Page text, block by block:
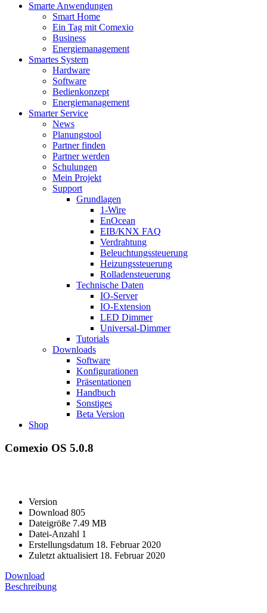
Smarte Anwendungen
Smart Home
Ein Tag mit Comexio
Business
Energiemanagement
Smartes System
Hardware
Software
Bedienkonzept
Energiemanagement
Smarter Service
News
Planungstool
Partner finden
Partner werden
Schulungen
Mein Projekt
Support
Grundlagen
1-Wire
EnOcean
EIB/KNX FAQ
Verdrahtung
Beleuchtungssteuerung
Heizungssteuerung
Rolladensteuerung
Technische Daten
IO-Server
IO-Extension
LED Dimmer
Universal-Dimmer
Tutorials
Downloads
Software
Konfigurationen
Präsentationen
Handbuch
Sonstiges
Beta Version
Shop
Comexio OS 5.0.8
Version
Download 805
Dateigröße 7.49 MB
Datei-Anzahl 1
Erstellungsdatum 18. Februar 2020
Zuletzt aktualisiert 18. Februar 2020
Download
Beschreibung